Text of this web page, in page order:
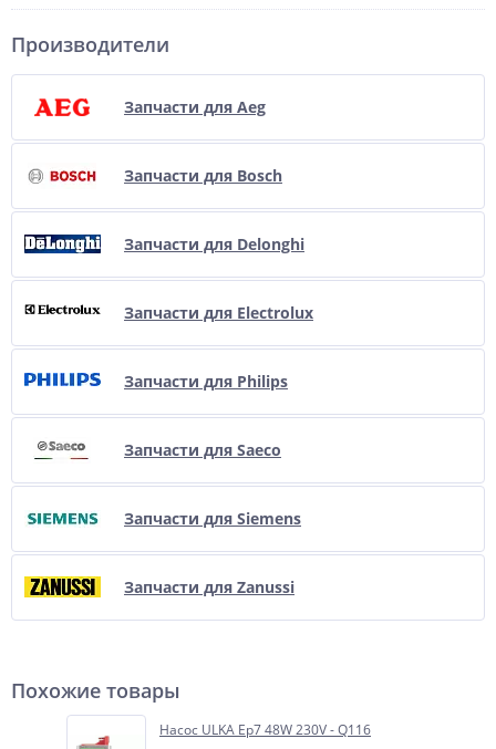
Производители
Запчасти для Aeg
Запчасти для Bosch
Запчасти для Delonghi
Запчасти для Electrolux
Запчасти для Philips
Запчасти для Saeco
Запчасти для Siemens
Запчасти для Zanussi
Похожие товары
Насос ULKA Ep7 48W 230V - Q116